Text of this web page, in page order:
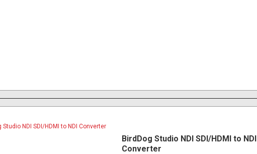
BirdDog Studio NDI SDI/HDMI to NDI
Converter